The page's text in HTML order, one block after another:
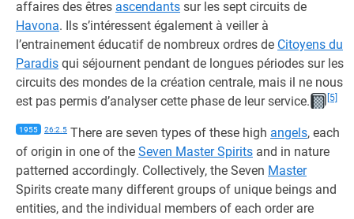
affaires des êtres ascendants sur les sept circuits de
Havona. Ils s’intéressent également à veiller à
l’entrainement éducatif de nombreux ordres de Citoyens du
Paradis qui séjournent pendant de longues périodes sur les
circuits des mondes de la création centrale, mais il ne nous
est pas permis d’analyser cette phase de leur service.
[5]
1955 26:2.5 There are seven types of these high angels, each
of origin in one of the Seven Master Spirits and in nature
patterned accordingly. Collectively, the Seven Master
Spirits create many different groups of unique beings and
entities, and the individual members of each order are